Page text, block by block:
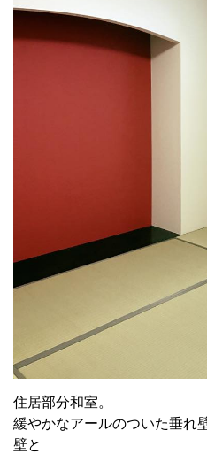
住居部分和室。
緩やかなアールのついた垂れ
壁と